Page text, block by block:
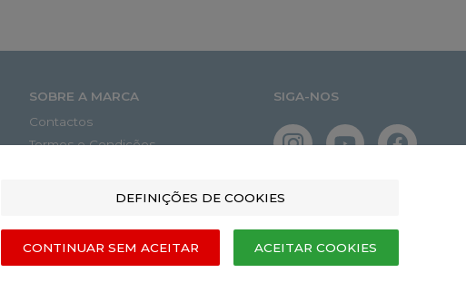
SOBRE A MARCA
Contactos
Termos e Condições
Métodos de Pagamento
SIGA-NOS
DEFINIÇÕES DE COOKIES
CONTINUAR SEM ACEITAR ACEITAR COOKIES